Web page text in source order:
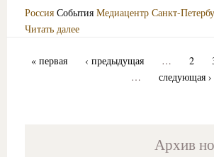
Россия События Медиацентр Санкт-
Читать далее
« первая ‹ предыдущая … 2
…
следующая ›
Архив